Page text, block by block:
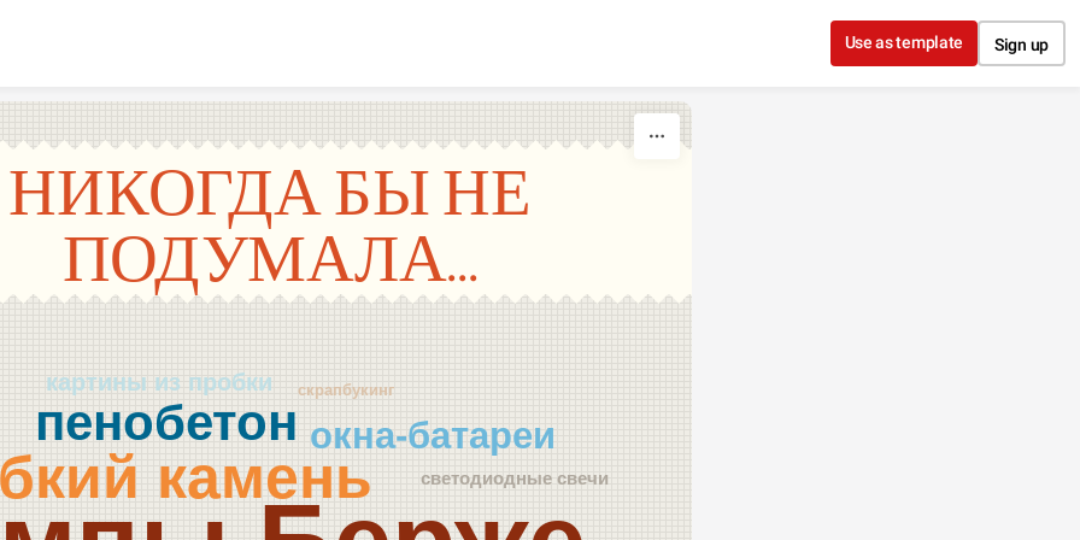
Use as template Sign up
НИКОГДА БЫ НЕ
ПОДУМАЛА...
камень
пенобетон окна-батареи
картины из пробки
светодиодные свечи
скрапбукинг